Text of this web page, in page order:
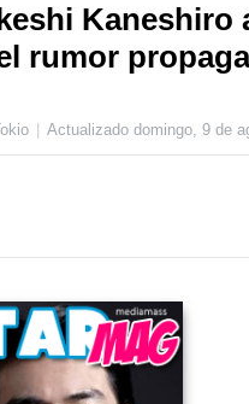
Kaneshiro
rumor
Tokio Actualizadodomingo, 9 de